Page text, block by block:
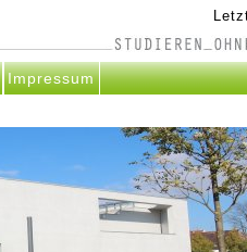
Impressum